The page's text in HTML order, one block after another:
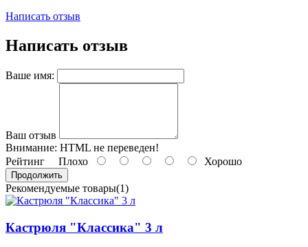
Написать отзыв
Написать отзыв
Ваше имя:
Ваш отзыв
Внимание: HTML не переведен!
Рейтинг Плохо Хорошо
Продолжить
Рекомендуемые товары(1)
Кастрюля "Классика" 3 л